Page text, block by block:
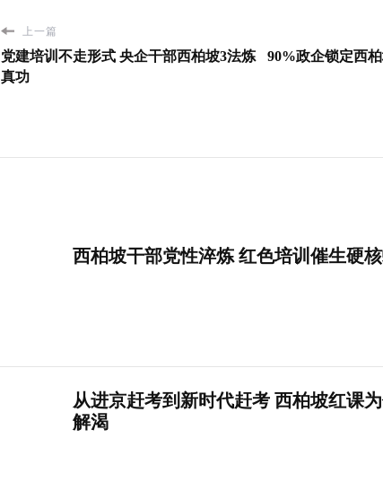
上一篇
党建培训不走形式 央企干部西柏坡3法炼
真功
90%政企锁定西
西柏坡干部党性淬炼 红色培训催生硬
从进京赶考到新时代赶考 西柏坡红课
解渴